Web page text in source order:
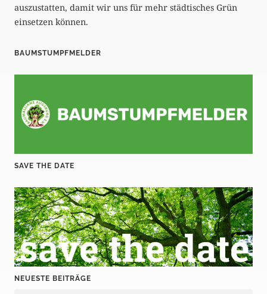
auszustatten, damit wir uns für mehr städtisches Grün
einsetzen können.
BAUMSTUMPFMELDER
SAVE THE DATE
NEUESTE BEITRÄGE